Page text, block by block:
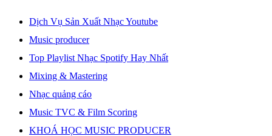
Dịch Vụ Sản Xuất Nhạc Youtube
Music producer
Top Playlist Nhạc Spotify Hay Nhất
Mixing & Mastering
Nhạc quảng cáo
Music TVC & Film Scoring
KHOÁ HỌC MUSIC PRODUCER